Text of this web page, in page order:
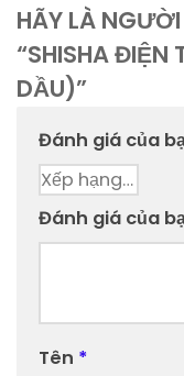
lượng
HÃY LÀ
“SHISHA ĐIỆN
DẦU)”
Đánh giá của
Đánh giá của
Tên *